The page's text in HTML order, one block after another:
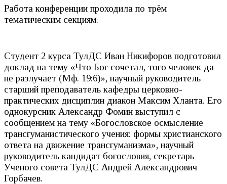
Работа конференции проходила по трём
тематическим секциям.
Студент 2 курса ТулДС Иван Никифоров подготовил
доклад на тему «Что Бог сочетал, того человек да
не разлучает (Мф. 19:6)», научный руководитель
старший преподаватель кафедры церковно-
практических дисциплин диакон Максим Хланта. Его
однокурсник Александр Фомин выступил с
сообщением на тему «Богословское осмысление
трансгуманистического учения: формы христианского
ответа на движение трансгуманизма», научный
руководитель кандидат богословия, секретарь
Ученого совета ТулДС Андрей Александрович
Горбачев.